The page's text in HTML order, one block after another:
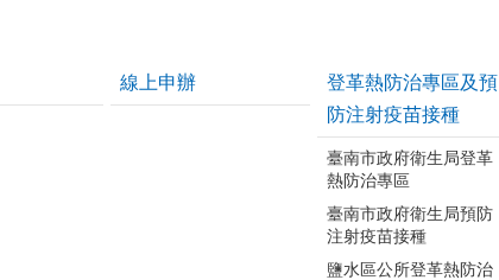
線上申辦
登革熱防治專區及預
防注射疫苗接種
臺南市政府衛生局登革
熱防治專區
臺南市政府衛生局預防
注射疫苗接種
鹽水區公所登革熱防治